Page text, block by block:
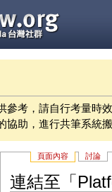
參考，請自行考量時
協助，進行共筆系統
頁面內容 討論
連結至「